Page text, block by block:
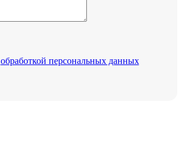
обработкой персональных данных